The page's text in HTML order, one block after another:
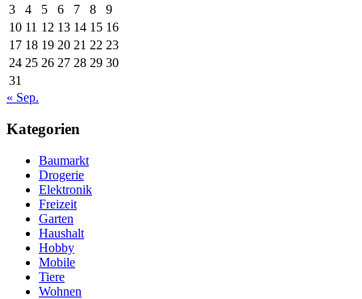
3
4 5 6 7 8
9
10 11 12 13 14 15 16
17 18 19 20 21 22 23
24 25 26 27 28 29 30
31
« Sep.
Kategorien
Baumarkt
Drogerie
Elektronik
Freizeit
Garten
Haushalt
Hobby
Mobile
Tiere
Wohnen